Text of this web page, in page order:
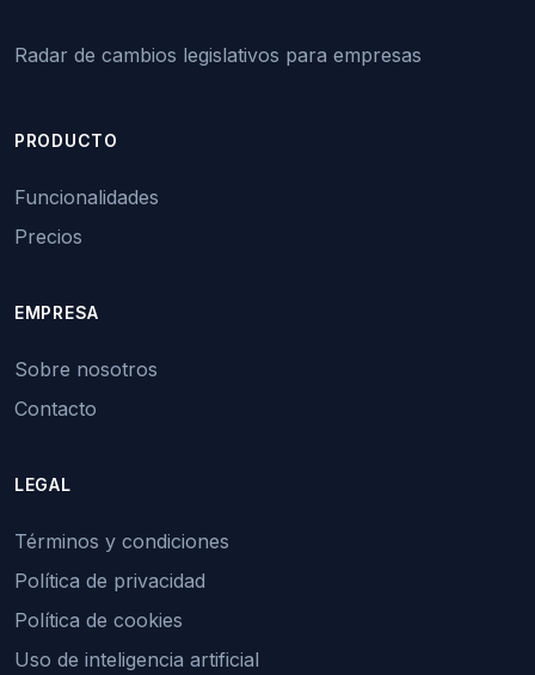
Radar de cambios legislativos para empresas
PRODUCTO
Funcionalidades
Precios
EMPRESA
Sobre nosotros
Contacto
LEGAL
Términos y condiciones
Política de privacidad
Política de cookies
Uso de inteligencia artificial